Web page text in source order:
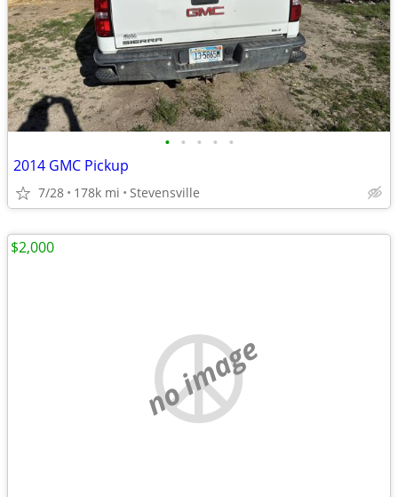
• • • • •
2014 GMC Pickup
7/28 178k mi Stevensville
no image
$2,000